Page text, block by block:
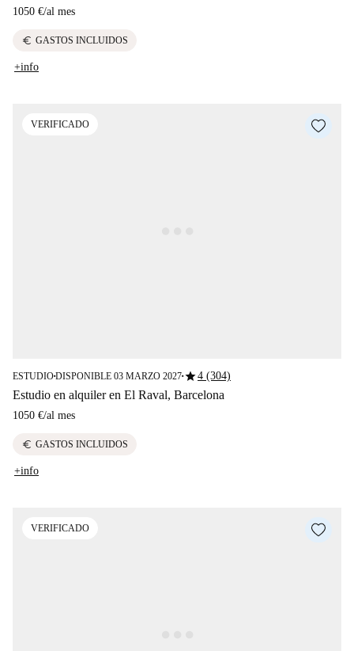
1050 €/al mes
euro GASTOS INCLUIDOS
+info
VERIFICADO
ESTUDIO■DISPONIBLE 03 MARZO 2027■star4 (304)
Estudio en alquiler en El Raval, Barcelona
1050 €/al mes
euro GASTOS INCLUIDOS
+info
VERIFICADO